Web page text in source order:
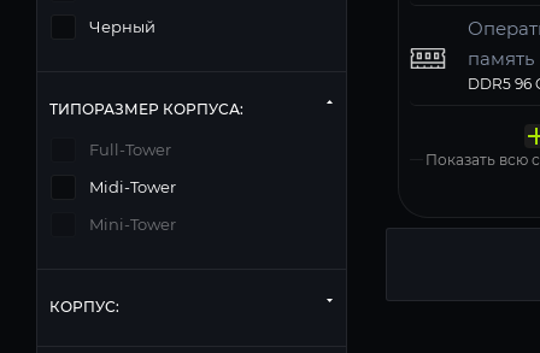
память
Windows
Показать всю
Черный
ТИПОРАЗМЕР КОРПУСА:
Full-Tower
Midi-Tower
Mini-Tower
КОРПУС: